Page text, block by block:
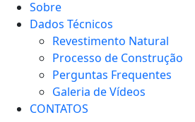
Sobre
Dados Técnicos
Revestimento Natural
Processo de Construção
Perguntas Frequentes
Galeria de Vídeos
CONTATOS